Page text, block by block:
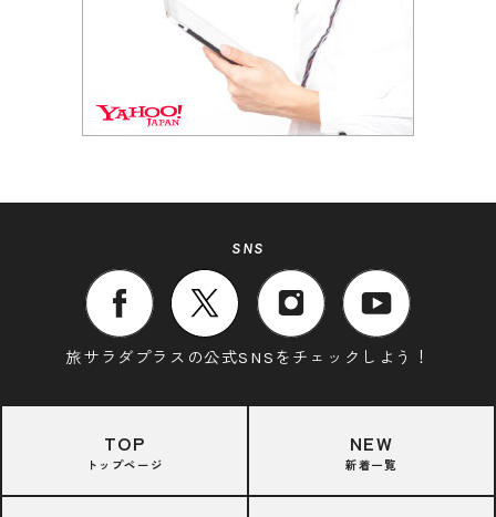
SNS
旅サラダプラスの公式SNSをチェックしよう！
TOP
トップページ
NEW
新着一覧